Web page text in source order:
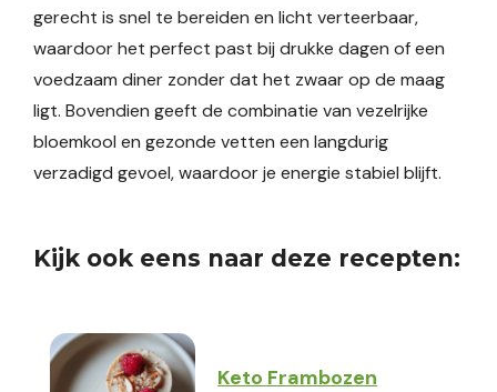
gerecht is snel te bereiden en licht verteerbaar,
waardoor het perfect past bij drukke dagen of een
voedzaam diner zonder dat het zwaar op de maag
ligt. Bovendien geeft de combinatie van vezelrijke
bloemkool en gezonde vetten een langdurig
verzadigd gevoel, waardoor je energie stabiel blijft.
Kijk ook eens naar deze recepten:
Keto Frambozen